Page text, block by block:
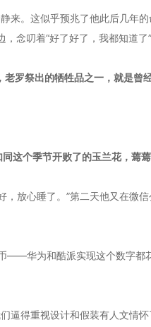
来。这似乎预兆了他此后几年的
念叨着“好了好了，我都知道
罗祭出的牺牲品之一，就是曾经
这个季节开败了的玉兰花，蔫
放心睡了。”第二天他又在微
——华为和酷派实现这个数字都
得重视设计和假装有人文情怀